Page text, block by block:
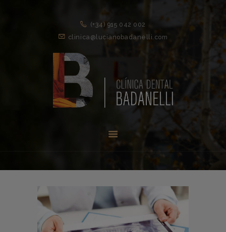
(+34) 915 042 002
clinica@lucianobadanelli.com
EQUIPO
NOVEDADES
CONTACTO